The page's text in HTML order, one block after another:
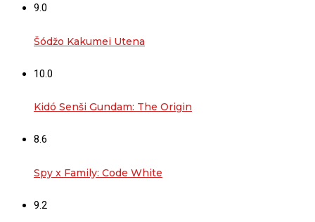
9.0
Šódžo Kakumei Utena
10.0
Kidó Senši Gundam: The Origin
8.6
Spy x Family: Code White
9.2